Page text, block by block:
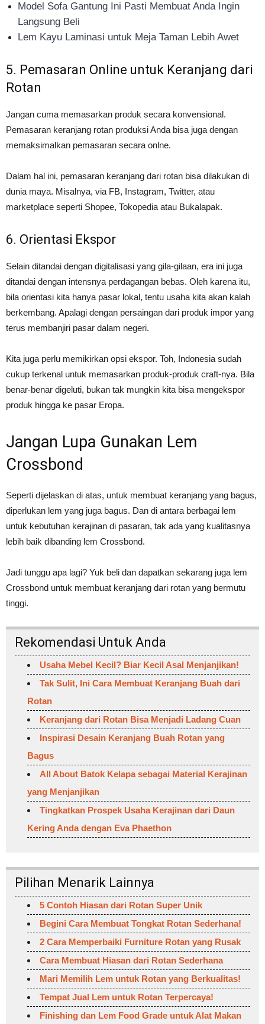
Model Sofa Gantung Ini Pasti Membuat Anda Ingin
Langsung Beli
Lem Kayu Laminasi untuk Meja Taman Lebih Awet
5. Pemasaran Online untuk Keranjang dari
Rotan
Jangan cuma memasarkan produk secara konvensional.
Pemasaran keranjang rotan produksi Anda bisa juga dengan
memaksimalkan pemasaran secara onlne.
Dalam hal ini, pemasaran keranjang dari rotan bisa dilakukan di
dunia maya. Misalnya, via FB, Instagram, Twitter, atau
marketplace seperti Shopee, Tokopedia atau Bukalapak.
6. Orientasi Ekspor
Selain ditandai dengan digitalisasi yang gila-gilaan, era ini juga
ditandai dengan intensnya perdagangan bebas. Oleh karena itu,
bila orientasi kita hanya pasar lokal, tentu usaha kita akan kalah
berkembang. Apalagi dengan persaingan dari produk impor yang
terus membanjiri pasar dalam negeri.
Kita juga perlu memikirkan opsi ekspor. Toh, Indonesia sudah
cukup terkenal untuk memasarkan produk-produk craft-nya. Bila
benar-benar digeluti, bukan tak mungkin kita bisa mengekspor
produk hingga ke pasar Eropa.
Jangan Lupa Gunakan Lem
Crossbond
Seperti dijelaskan di atas, untuk membuat keranjang yang bagus,
diperlukan lem yang juga bagus. Dan di antara berbagai lem
untuk kebutuhan kerajinan di pasaran, tak ada yang kualitasnya
lebih baik dibanding lem Crossbond.
Jadi tunggu apa lagi? Yuk beli dan dapatkan sekarang juga lem
Crossbond untuk membuat keranjang dari rotan yang bermutu
tinggi.
Rekomendasi Untuk Anda
Usaha Mebel Kecil? Biar Kecil Asal Menjanjikan!
Tak Sulit, Ini Cara Membuat Keranjang Buah dari
Rotan
Keranjang dari Rotan Bisa Menjadi Ladang Cuan
Inspirasi Desain Keranjang Buah Rotan yang
Bagus
All About Batok Kelapa sebagai Material Kerajinan
yang Menjanjikan
Tingkatkan Prospek Usaha Kerajinan dari Daun
Kering Anda dengan Eva Phaethon
Pilihan Menarik Lainnya
5 Contoh Hiasan dari Rotan Super Unik
Begini Cara Membuat Tongkat Rotan Sederhana!
2 Cara Memperbaiki Furniture Rotan yang Rusak
Cara Membuat Hiasan dari Rotan Sederhana
Mari Memilih Lem untuk Rotan yang Berkualitas!
Tempat Jual Lem untuk Rotan Terpercaya!
Finishing dan Lem Food Grade untuk Alat Makan